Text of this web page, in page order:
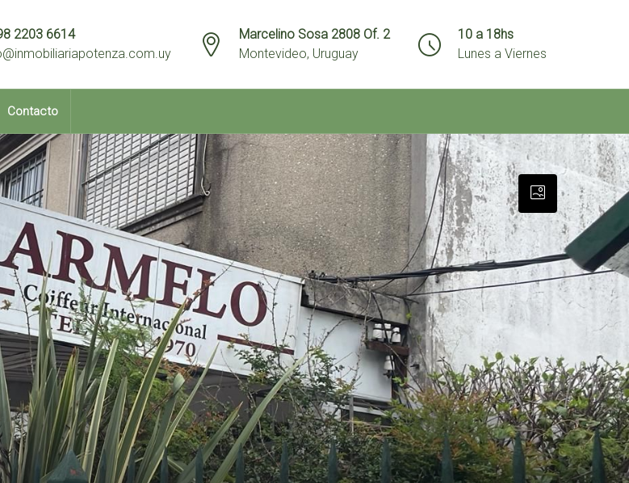
2203 6614
Marcelino Sosa 2808 Of. 2
Montevideo, Uruguay
10 a 18hs
Lunes a Viernes
Contacto